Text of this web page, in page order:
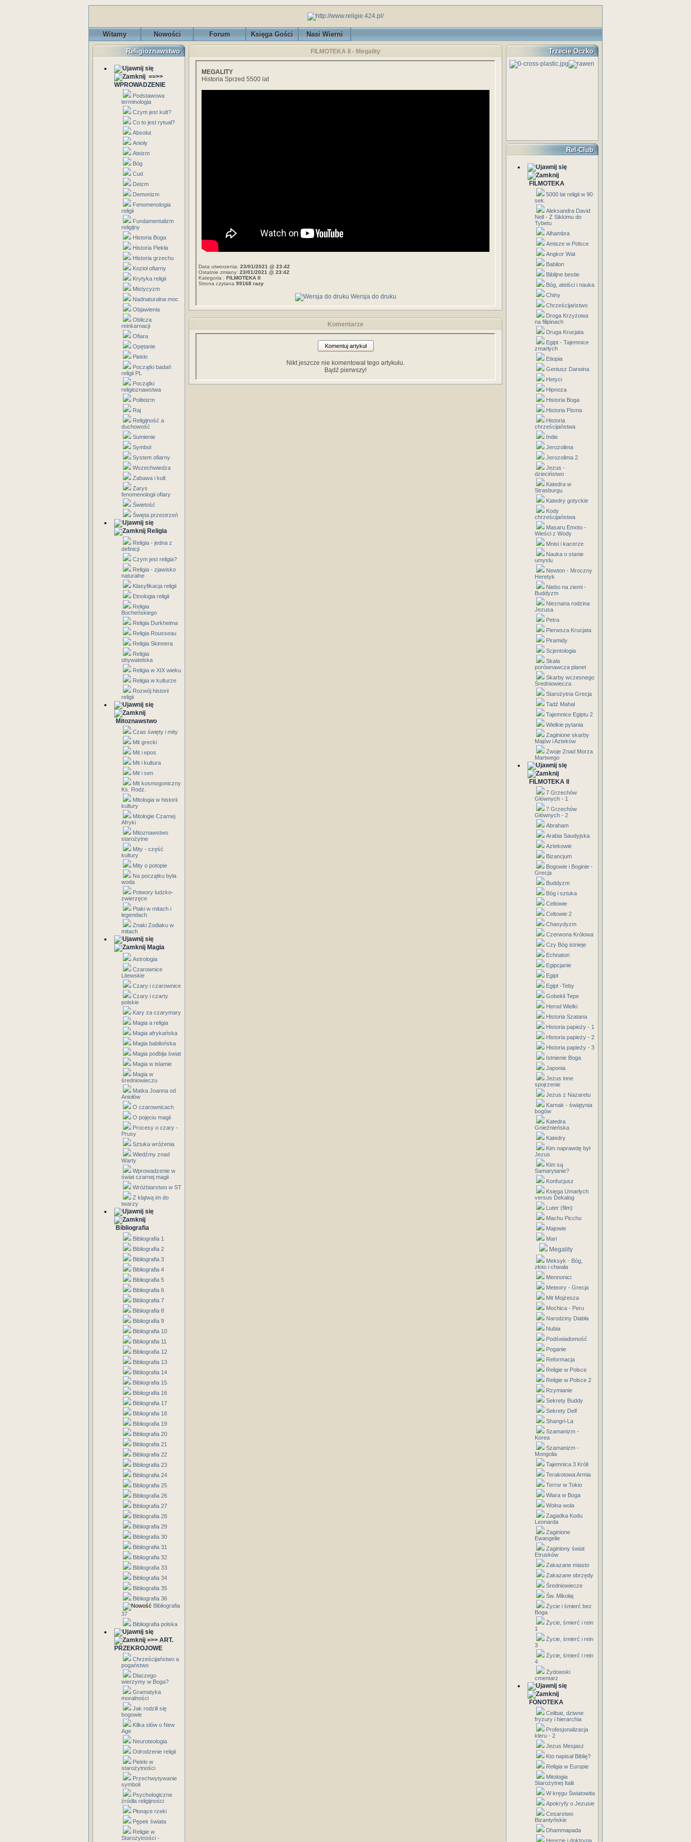
Witamy Nowości Forum Księga Gości Nasi Wierni
Religioznawstwo
==>>
WPROWADZENIE
Podstawowa
terminologia
Czym jest kult?
Co to jest rytuał?
Absolut
Anioły
Ateizm
Bóg
Cud
Deizm
Demonizm
Fenomenologia
religii
Fundamentalizm
religijny
Historia Boga
Historia Piekła
Historia grzechu
Kozioł ofiarny
Krytyka religii
Mistycyzm
Nadnaturalna moc
Objawienia
Oblicza
reinkarnacji
Ofiara
Opętanie
Piekło
Początki badań
religii PL
Początki
religioznawstwa
Politeizm
Raj
Religijność a
duchowość
Sumienie
Symbol
System ofiarny
Wszechwiedza
Zabawa i kult
Zarys
fenomenologii ofiary
Świetość
Święta przestrzeń
Religia
Religia - jedna z
definicji
Czym jest religia?
Religia - zjawisko
naturalne
Klasyfikacja religii
Etnologia religii
Religia
Bocheńskiego
Religia Durkheima
Religia Rousseau
Religia Skinnera
Religia
obywatelska
Religia w XIX wieku
Religia w kulturze
Rozwój historii
religii
Mitoznawstwo
Czas święty i mity
Mit grecki
Mit i epos
Mit i kultura
Mit i sen
Mit kosmogoniczny
Ks. Rodz.
Mitologia w historii
kultury
Mitologie Czarnej
Afryki
Mitoznawstwo
starożytne
Mity - część
kultury
Mity o potopie
Na początku była
woda
Potwory ludzko-
zwierzęce
Ptaki w mitach i
legendach
Znaki Zodiaku w
mitach
Magia
Astrologia
Czarownice
Litewskie
Czary i czarownice
Czary i czarty
polskie
Kary za czarymary
Magia a religia
Magia afrykańska
Magia babilońska
Magia podbija świat
Magia w islamie
Magia w
średniowieczu
Matka Joanna od
Aniołów
O czarownicach
O pojęciu magii
Procesy o czary -
Prusy
Sztuka wróżenia
Wiedźmy znad
Warty
Wprowadzenie w
świat czarnej magii
Wróżbiarstwo w ST
Z klątwą im do
twarzy
Bibliografia
Bibliografia 1
Bibliografia 2
Bibliografia 3
Bibliografia 4
Bibliografia 5
Bibliografia 6
Bibliografia 7
Bibliografia 8
Bibliografia 9
Bibliografia 10
Bibliografia 11
Bibliografia 12
Bibliografia 13
Bibliografia 14
Bibliografia 15
Bibliografia 16
Bibliografia 17
Bibliografia 18
Bibliografia 19
Bibliografia 20
Bibliografia 21
Bibliografia 22
Bibliografia 23
Bibliografia 24
Bibliografia 25
Bibliografia 26
Bibliografia 27
Bibliografia 28
Bibliografia 29
Bibliografia 30
Bibliografia 31
Bibliografia 32
Bibliografia 33
Bibliografia 34
Bibliografia 35
Bibliografia 36
Bibliografia
37
Bibliografia polska
=>> ART.
PRZEKROJOWE
Chrześcijaństwo a
pogaństwo
Dlaczego
wierzymy w Boga?
Gramatyka
moralności
Jak rodzili się
bogowie
Kilka słów o New
Age
Neuroteologia
Odrodzenie religii
Piekło w
starożytności
Przechwytywanie
symboli
Psychologiczne
źródła religijności
Płonące rzeki
Pępek świata
Religie w
Starożytności -
FILMOTEKA II - Megality
MEGALITY
Historia Sprzed 5500 lat
Data utworzenia: 23/01/2021 @ 23:42
Ostatnie zmiany: 23/01/2021 @ 23:42
Kategoria : FILMOTEKA II
Strona czytana 99168 razy
Wersja do druku
Komentarze
Komentuj artykuł
Nikt jeszcze nie komentował tego artykułu.
Bądź pierwszy!
Trzecie Oczko
Rel-Club
FILMOTEKA
5000 lat religii w 90
sek.
Aleksandra David
Nell - Z Sikkimu do
Tybetu
Alhambra
Amisze w Polsce
Angkor Wat
Babilon
Biblijne bestie
Bóg, ateiści i nauka
Chiny
Chrześcijaństwo
Droga Krzyżowa
na filipinach
Druga Krucjata
Egipt - Tajemnice
zmarłych
Etiopia
Geniusz Darwina
Hetyci
Hipnoza
Historia Boga
Historia Pisma
Historia
chrześcijaństwa
Indie
Jerozolima
Jerozolima 2
Jezus -
dzieciństwo
Katedra w
Strasburgu
Katedry gotyckie
Kody
chrześcijaństwa
Masaru Emoto -
Wieści z Wody
Mnisi i kacerze
Nauka o stanie
umyslu
Newton - Mroczny
Heretyk
Niebo na ziemi -
Buddyzm
Nieznana rodzina
Jezusa
Petra
Pierwsza Krucjata
Piramidy
Scjentologia
Skala
porównawcza planet
Skarby wczesnego
Średniowiecza
Starożytna Grecja
Tadź Mahal
Tajemnice Egiptu 2
Wielkie pytania
Zaginione skarby
Majów i Azteków
Zwoje Znad Morza
Martwego
FILMOTEKA II
7 Grzechów
Głównych - 1
7 Grzechów
Głównych - 2
Abraham
Arabia Saudyjska
Aztekowie
Bizancjum
Bogowie i Boginie -
Grecja
Buddyzm
Bóg i sztuka
Celtowie
Celtowie 2
Chasydyzm
Czerwona Królowa
Czy Bóg istnieje
Echnaton
Egipcjanie
Egipt
Egipt -Teby
Gobekli Tepe
Herod Wielki
Historia Szatana
Historia papieży - 1
Historia papieży - 2
Historia papieży - 3
Istnienie Boga
Japonia
Jezus inne
spojrzenie
Jezus z Nazaretu
Karnak - świątynia
bogów
Katedra
Gnieźnieńska
Katedry
Kim naprawdę był
Jezus
Kim są
Samarytanie?
Konfucjusz
Księga Umarłych
versus Dekalog
Luter (film)
Machu Picchu
Majowie
Mari
Megality
Meksyk - Bóg,
złoto i chwała
Mennonici
Meteory - Grecja
Mit Mojżesza
Mochica - Peru
Narodziny Diabła
Nubia
Podświadomość
Poganie
Reformacja
Religie w Polsce
Religie w Polsce 2
Rzymianie
Sekrety Buddy
Sekrety Delf
Shangri-La
Szamanizm -
Korea
Szamanizm -
Mongolia
Tajemnica 3 Króli
Terakotowa Armia
Terror w Tokio
Wiara w Boga
Wolna wola
Zagadka Kodu
Leonarda
Zaginione
Ewangelie
Zaginiony świat
Etrusków
Zakazane miasto
Zakazane obrzędy
Średniowiecze
Św. Mikołaj
Życie i śmierć bez
Boga
Życie, śmierć i rein
1
Życie, śmierć i rein
3
Życie, śmierć i rein
4
Żydowski
cmentarz
FONOTEKA
Celibat, dziwne
fryzury i hierarchia
Profesjonalizacja
kleru - 2
Jezus Mesjasz
Kto napisał Biblię?
Religia w Europie
Mitologia
Starożytnej Italii
W kręgu Światowita
Apokryfy o Jezusie
Cesarstwo
Bizantyńskie
Dhammapada
Herezje i doktryna